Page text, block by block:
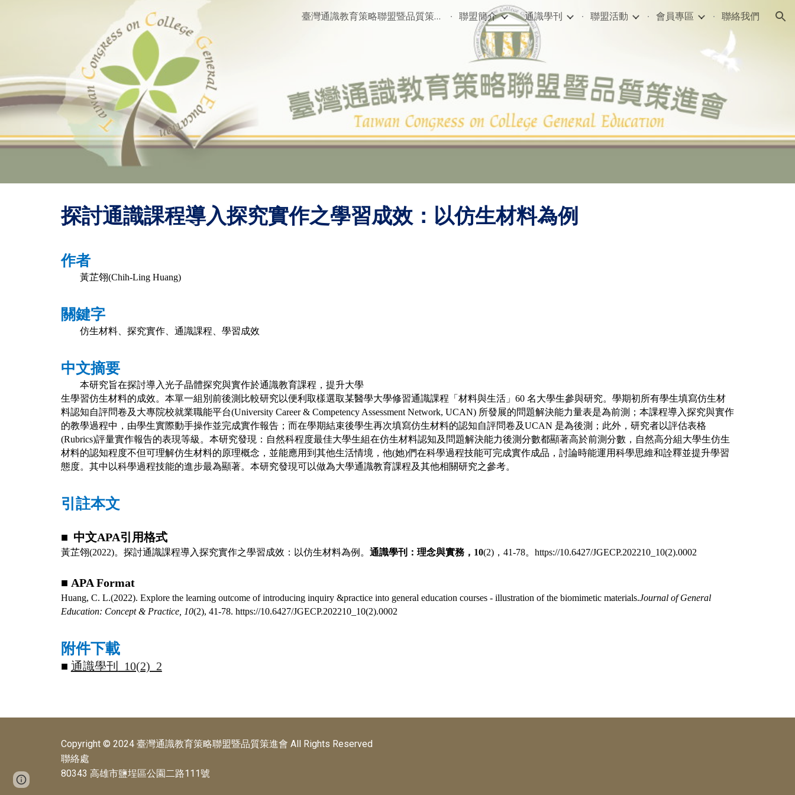
Skip to main content Skip to navigation
臺灣通識教育策略聯盟暨品質策進會 聯盟簡介 通識學刊 聯盟活動 會員專區 聯絡我們
探討通識課程導入探究實作之學習成效：以仿生材料為例
作者
黃芷翎(Chih-Ling Huang)
關鍵字
仿生材料、探究實作、通識課程、學習成效
中文摘要
本研究旨在探討導入光子晶體探究與實作於通識教育課程，提升大學
生學習仿生材料的成效。本單一組別前後測比較研究以便利取樣選取某醫學大學修習通識課程「材料與生活」 60 名大學生參與研究。學期初所有學生填寫仿生材
料認知自評問卷及大專院校就業職能平台(University Career & Competency Assessment Network, UCAN) 所發展的問題解決能力量表是為前測；本課程導入探究與實作
的教學過程中，由學生實際動手操作並完成實作報告；而在學期結束後學生再次填寫仿生材料的認知自評問卷及UCAN 是為後測；此外，研究者以評估表格
(Rubrics)評量實作報告的表現等級。本研究發現：自然科程度最佳大學生組在仿生材料認知及問題解決能力後測分數都顯著高於前測分數，自然高分組大學生仿生
材料的認知程度不但可理解仿生材料的原理概念，並能應用到其他生活情境，他(她)們在科學過程技能可完成實作成品，討論時能運用科學思維和詮釋並提升學習
態度。其中以科學過程技能的進步最為顯著。本研究發現可以做為大學通識教育課程及其他相關研究之參考。
引註本文
■ 中文APA引用格式
黃芷翎(2022)。探討通識課程導入探究實作之學習成效：以仿生材料為例。 通識學刊：理念與實務， 10(2)， 41-78。 https://10.6427/JGECP.202210_10(2).0002
■ APA Format
Huang, C. L.(2022). Explore the learning outcome of introducing inquiry &practice into general education courses - illustration of the biomimetic materials.Journal of General
Education: Concept & Practice, 10(2), 41-78. https://10.6427/JGECP.202210_10(2).0002
附件下載
■ 通識學刊 _10(2)_2
Copyright © 2024 臺灣通識教育策略聯盟暨品質策進會 All Rights Reserved
聯絡處
80343 高雄市鹽埕區公園二路111號
Google Sites Report abuse